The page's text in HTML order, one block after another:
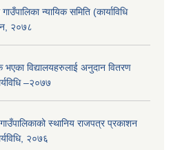
न्यायिक समिति (कार्याविधि
२०७८
भएका ‍विद्यालयहरुलाई अनुदान वितरण
–२०७७
स्थानिय राजपत्र प्रकाशन
२०७६